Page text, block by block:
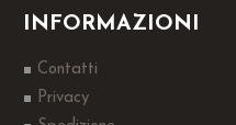
INFORMAZIONI
Contatti
Privacy